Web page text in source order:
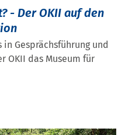
- Der OKII auf den
Gesprächsführung und
OKII das Museum für